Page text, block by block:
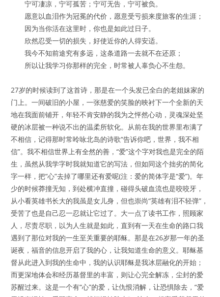
宁可凄凉，宁可孤苦；宁可无告，宁可被负。
愿意以血泪作为冠冕的代价，愿意受亏损来度旅客的生涯；
因为当你活在这里时，你也是如此过日子。
欣然忍受一切的损失，好使近你的人得安适。
我今不知前途究有多远，这条道路一去就不在还原；
所以让我学习你那样的完全，时常被人辜负心不生怨。
27岁的时候读到了这首诗，那是在一个头发已全白的老姐妹家的
门上。一间破旧的小屋，一张慈爱的笑脸的映衬下一个全新的天
地在我面前铺开，年轻不肯安静的我为之怦然心动，灵魂深处坚
硬的冰层被一种说不出的温柔所软化。从前在我的世界里布满了
不相信，记得那时常呤咏北岛的诗歌“告诉你吧，世界，我不相
信”。我不相信世界上有全然的善，“爱”这个字对我也是完全的陌
生，虽然从我学字时我就知道它的写法，但如同这个拙劣的简化
字一样，把“心”去掉了哪里还有爱呢(注：爱的简体字是“爱”)。年
少的时候莽撞无知，到处横冲直撞，碰得头破血流也是咬咬牙，
从小看英雄书长大的我虽是女儿身，但也崇尚“英雄有泪不轻弹”，
受苦了也是自己忍一忍就让它过了。大一点了读书工作，照顾家
人，尽责尽职，以为人生就是如此，直到有一天在生命的路口我
遇到了那位对我的一生至关重要的耶稣。那是在26岁那一年的圣
诞夜，福音的信息开启了我的心，让我知道生命的意义。耶稣基
督从此进入到我的生命中，我的认识耶稣是我冰层融化的开始；
而更深地体会和经历基督里的丰富，则让心完全解冻，尘封的爱
苏醒过来。这是一个有“心”的爱，让仇恨消解，让恐惧除去，“爱